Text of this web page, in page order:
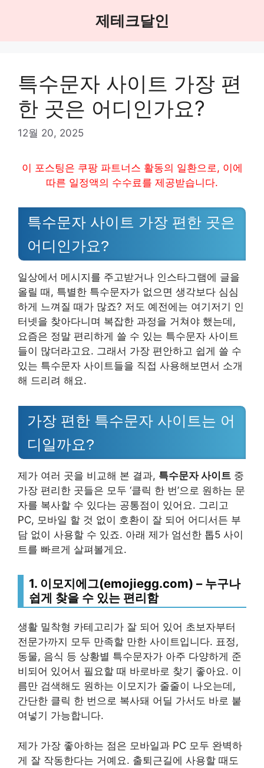
제테크달인
특수문자 사이트 가장 편
한 곳은 어디인가요?
12월 20, 2025
이 포스팅은 쿠팡 파트너스 활동의 일환으로, 이에
따른 일정액의 수수료를 제공받습니다.
특수문자 사이트 가장 편한 곳은
어디인가요?
일상에서 메시지를 주고받거나 인스타그램에 글을
올릴 때, 특별한 특수문자가 없으면 생각보다 심심
하게 느껴질 때가 많죠? 저도 예전에는 여기저기 인
터넷을 찾아다니며 복잡한 과정을 거쳐야 했는데,
요즘은 정말 편리하게 쓸 수 있는 특수문자 사이트
들이 많더라고요. 그래서 가장 편안하고 쉽게 쓸 수
있는 특수문자 사이트들을 직접 사용해보면서 소개
해 드리려 해요.
가장 편한 특수문자 사이트는 어
디일까요?
제가 여러 곳을 비교해 본 결과, 특수문자 사이트 중
가장 편리한 곳들은 모두 ‘클릭 한 번’으로 원하는 문
자를 복사할 수 있다는 공통점이 있어요. 그리고
PC, 모바일 할 것 없이 호환이 잘 되어 어디서든 부
담 없이 사용할 수 있죠. 아래 제가 엄선한 톱5 사이
트를 빠르게 살펴볼게요.
1. 이모지에그(emojiegg.com) – 누구나
쉽게 찾을 수 있는 편리함
생활 밀착형 카테고리가 잘 되어 있어 초보자부터
전문가까지 모두 만족할 만한 사이트입니다. 표정,
동물, 음식 등 상황별 특수문자가 아주 다양하게 준
비되어 있어서 필요할 때 바로바로 찾기 좋아요. 이
름만 검색해도 원하는 이모지가 줄줄이 나오는데,
간단한 클릭 한 번으로 복사돼 어딜 가서도 바로 붙
여넣기 가능합니다.
제가 가장 좋아하는 점은 모바일과 PC 모두 완벽하
게 잘 작동한다는 거예요. 출퇴근길에 사용할 때도